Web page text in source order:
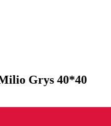
Grys 40*40